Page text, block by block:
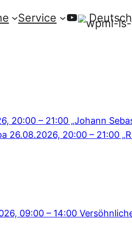
Service YouTube
Deutsch
20:00 – 21:00 „Johann
26.08.2026, 20:00 – 21:00
09:00 – 14:00